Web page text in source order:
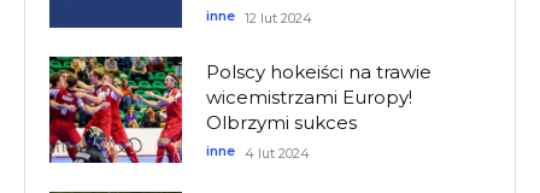
inne 12 lut 2024
Polscy hokeiści na trawie
wicemistrzami Europy!
Olbrzymi sukces
inne 4 lut 2024